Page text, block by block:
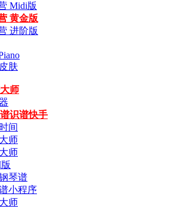
Midi版
黄金版
进阶版
肤
师
识谱快手
间
师
师
琴谱
小程序
师